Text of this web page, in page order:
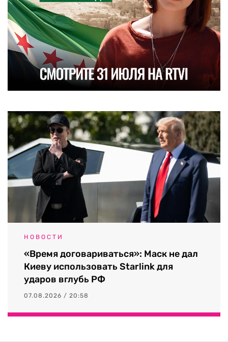
НОВОСТИ
«Время договариваться»: Маск не дал
Киеву использовать Starlink для
ударов вглубь РФ
07.08.2026 / 20:58